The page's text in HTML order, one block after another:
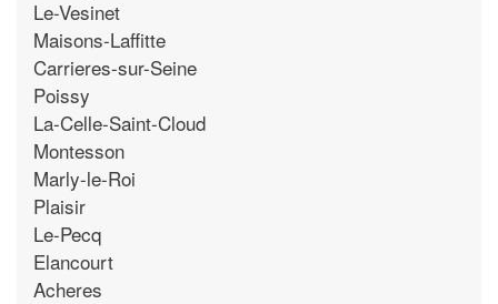
Le-Vesinet
Maisons-Laffitte
Carrieres-sur-Seine
Poissy
La-Celle-Saint-Cloud
Montesson
Marly-le-Roi
Plaisir
Le-Pecq
Elancourt
Acheres